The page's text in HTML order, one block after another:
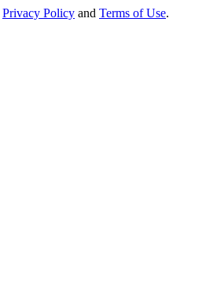
Privacy Policy and Terms of Use.